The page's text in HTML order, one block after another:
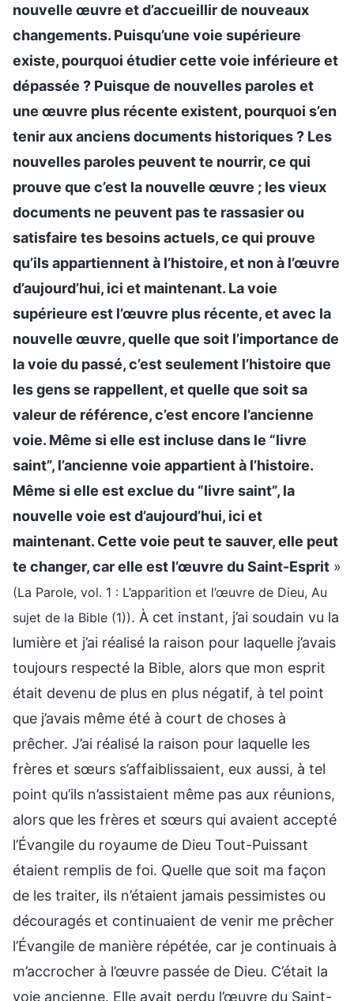
nouvelle œuvre et d’accueillir de nouveaux
changements. Puisqu’une voie supérieure
existe, pourquoi étudier cette voie inférieure et
dépassée ? Puisque de nouvelles paroles et
une œuvre plus récente existent, pourquoi s’en
tenir aux anciens documents historiques ? Les
nouvelles paroles peuvent te nourrir, ce qui
prouve que c’est la nouvelle œuvre ; les vieux
documents ne peuvent pas te rassasier ou
satisfaire tes besoins actuels, ce qui prouve
qu’ils appartiennent à l’histoire, et non à l’œuvre
d’aujourd’hui, ici et maintenant. La voie
supérieure est l’œuvre plus récente, et avec la
nouvelle œuvre, quelle que soit l’importance de
la voie du passé, c’est seulement l’histoire que
les gens se rappellent, et quelle que soit sa
valeur de référence, c’est encore l’ancienne
voie. Même si elle est incluse dans le “livre
saint”, l’ancienne voie appartient à l’histoire.
Même si elle est exclue du “livre saint”, la
nouvelle voie est d’aujourd’hui, ici et
maintenant. Cette voie peut te sauver, elle peut
te changer, car elle est l’œuvre du Saint-Esprit »
(La Parole, vol. 1 : L’apparition et l’œuvre de Dieu, Au
sujet de la Bible (1)). À cet instant, j’ai soudain vu la
lumière et j’ai réalisé la raison pour laquelle j’avais
toujours respecté la Bible, alors que mon esprit
était devenu de plus en plus négatif, à tel point
que j’avais même été à court de choses à
prêcher. J’ai réalisé la raison pour laquelle les
frères et sœurs s’affaiblissaient, eux aussi, à tel
point qu’ils n’assistaient même pas aux réunions,
alors que les frères et sœurs qui avaient accepté
l’Évangile du royaume de Dieu Tout-Puissant
étaient remplis de foi. Quelle que soit ma façon
de les traiter, ils n’étaient jamais pessimistes ou
découragés et continuaient de venir me prêcher
l’Évangile de manière répétée, car je continuais à
m’accrocher à l’œuvre passée de Dieu. C’était la
voie ancienne. Elle avait perdu l’œuvre du Saint-